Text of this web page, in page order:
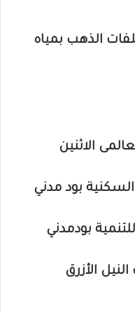
الذهب بمياه
الاثنين
بود مدني
الأزرق